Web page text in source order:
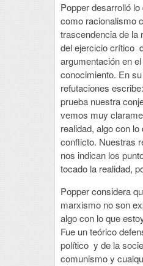
Popper desarrolló
como racionalismo
trascendencia de la
del ejercicio crítico
argumentación en
conocimiento. En
refutaciones
prueba nuestra
vemos muy
realidad, algo con
conflicto. Nuestras
nos indican los
tocado la realidad,
Popper considera
marxismo no son
algo con lo que
Fue un teórico
político y de la
comunismo y